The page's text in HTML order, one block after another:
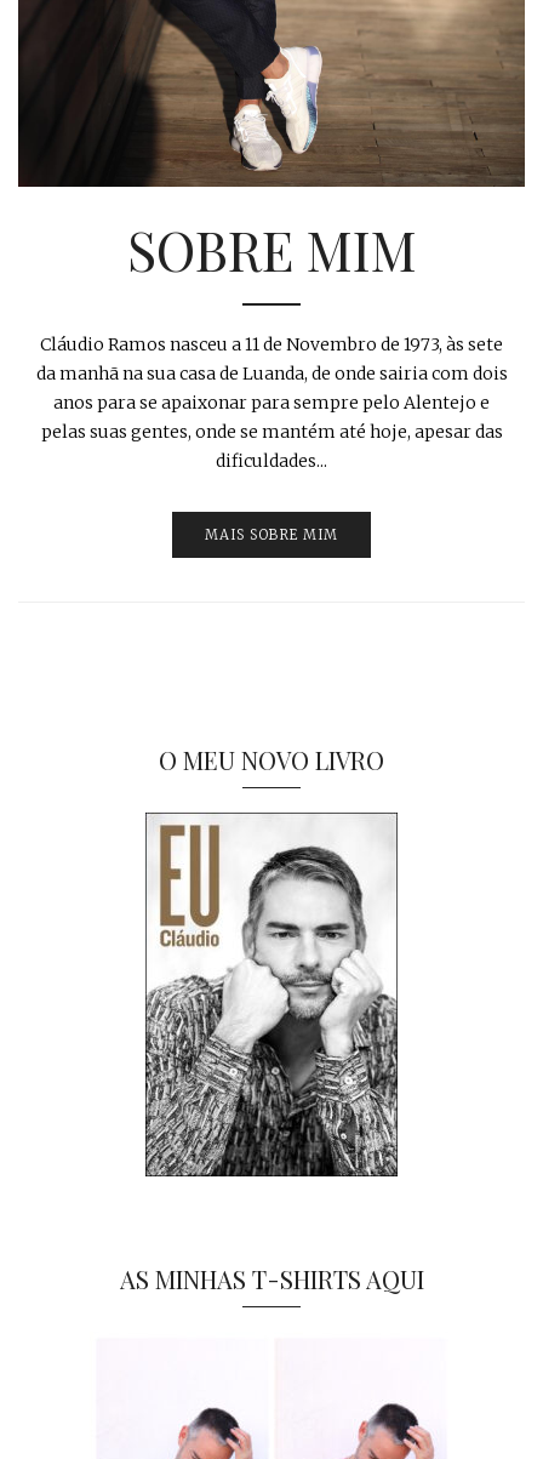
SOBRE MIM
Cláudio Ramos nasceu a 11 de Novembro de 1973, às sete
da manhã na sua casa de Luanda, de onde sairia com dois
anos para se apaixonar para sempre pelo Alentejo e
pelas suas gentes, onde se mantém até hoje, apesar das
dificuldades...
MAIS SOBRE MIM
O MEU NOVO LIVRO
AS MINHAS T-SHIRTS AQUI